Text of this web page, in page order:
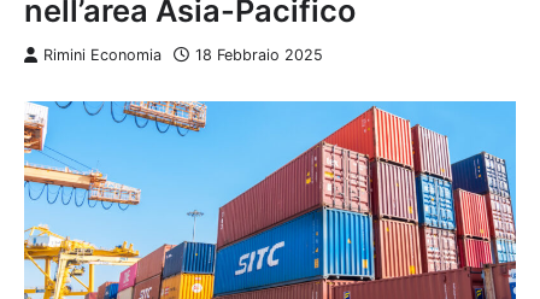
nell’area Asia-Pacifico
Rimini Economia 18 Febbraio 2025